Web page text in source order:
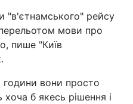
"в'єтнамського" рейсу
мови про
пише "Київ
вони просто
б якесь рішення і